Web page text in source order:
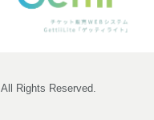
All Rights Reserved.